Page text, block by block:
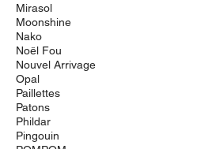
Mirasol
Moonshine
Nako
Noël Fou
Nouvel Arrivage
Opal
Paillettes
Patons
Phildar
Pingouin